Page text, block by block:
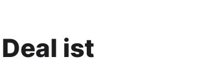
ist